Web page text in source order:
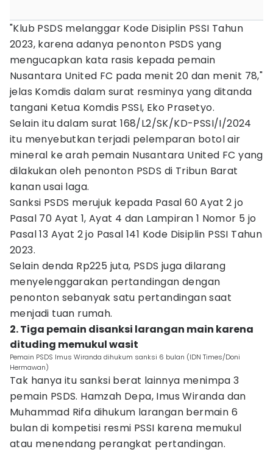
"Klub PSDS melanggar Kode Disiplin PSSI Tahun
2023, karena adanya penonton PSDS yang
mengucapkan kata rasis kepada pemain
Nusantara United FC pada menit 20 dan menit 78,"
jelas Komdis dalam surat resminya yang ditanda
tangani Ketua Komdis PSSI, Eko Prasetyo.
Selain itu dalam surat 168/L2/SK/KD-PSSI/I/2024
itu menyebutkan terjadi pelemparan botol air
mineral ke arah pemain Nusantara United FC yang
dilakukan oleh penonton PSDS di Tribun Barat
kanan usai laga.
Sanksi PSDS merujuk kepada Pasal 60 Ayat 2 jo
Pasal 70 Ayat 1, Ayat 4 dan Lampiran 1 Nomor 5 jo
Pasal 13 Ayat 2 jo Pasal 141 Kode Disiplin PSSI Tahun
2023.
Selain denda Rp225 juta, PSDS juga dilarang
menyelenggarakan pertandingan dengan
penonton sebanyak satu pertandingan saat
menjadi tuan rumah.
2. Tiga pemain disanksi larangan main karena
dituding memukul wasit
Pemain PSDS Imus Wiranda dihukum sanksi 6 bulan (IDN Times/Doni
Hermawan)
Tak hanya itu sanksi berat lainnya menimpa 3
pemain PSDS. Hamzah Depa, Imus Wiranda dan
Muhammad Rifa dihukum larangan bermain 6
bulan di kompetisi resmi PSSI karena memukul
atau menendang perangkat pertandingan.